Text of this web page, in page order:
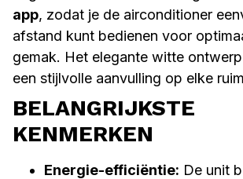
app, zodat je de airconditioner
afstand kunt bedienen voor
gemak. Het elegante witte
een stijlvolle aanvulling op elke
BELANGRIJKSTE
KENMERKEN
Energie-efficiëntie: De unit